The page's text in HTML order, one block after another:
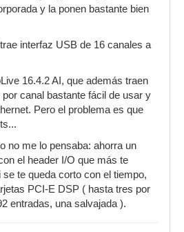
y la ponen bastante bien
interfaz USB de 16 canales a
16.4.2 AI, que además traen
canal bastante fácil de usar y
Pero el problema es que
no me lo pensaba: ahorra un
el header I/O que más te
te queda corto con el tiempo,
PCI-E DSP ( hasta tres por
entradas, una salvajada ).